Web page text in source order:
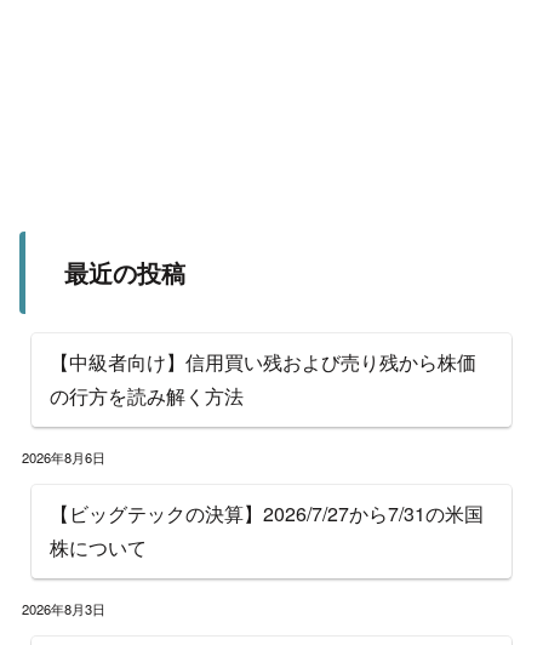
最近の投稿
【中級者向け】信用買い残および売り残から株価
の行方を読み解く方法
2026年8月6日
【ビッグテックの決算】2026/7/27から7/31の米国
株について
2026年8月3日